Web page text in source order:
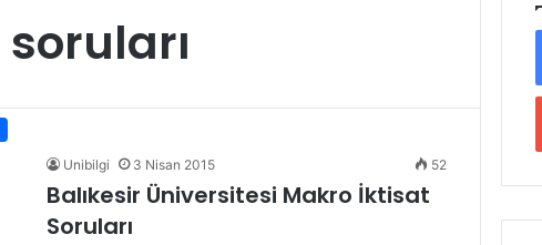
Unibilgi 3 Nisan 2015 52
Balıkesir Üniversitesi Makro İktisat
Soruları